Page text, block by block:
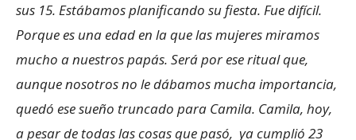
sus 15. Estábamos planificando su fiesta. Fue difícil.
Porque es una edad en la que las mujeres miramos
mucho a nuestros papás. Será por ese ritual que,
aunque nosotros no le dábamos mucha importancia,
quedó ese sueño truncado para Camila. Camila, hoy,
a pesar de todas las cosas que pasó, ya cumplió 23